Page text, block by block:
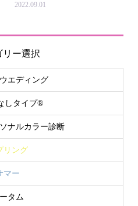
2022.09.01
リー選択
エディング
しタイプ®
ナルカラー診断
リング
マー
タム